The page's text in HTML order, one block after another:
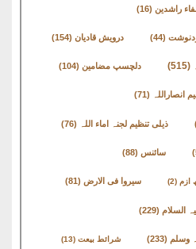
(16)
درویش قادیان(154)
دلچسپ مضامین(104)
(71)
تنظیم لجنہ اماء اللہ
سیروا فی الارض(81)
(229)
شرائط بیعت